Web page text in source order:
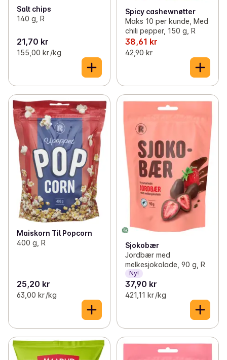
Salt chips
140 g, R
21,70 kr
155,00 kr /kg
Spicy cashewnøtter
Maks 10 per kunde, Med
chili pepper, 150 g, R
38,61 kr
42,90 kr
Maiskorn Til Popcorn
400 g, R
25,20 kr
63,00 kr /kg
Sjokobær
Jordbær med
melkesjokolade, 90 g, R
Ny!
37,90 kr
421,11 kr /kg